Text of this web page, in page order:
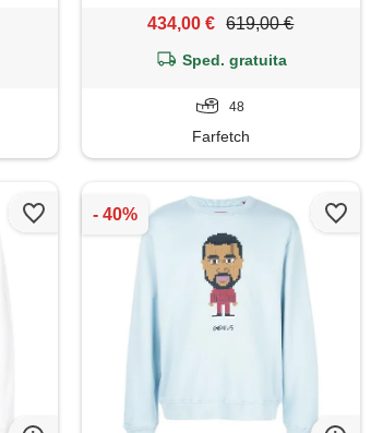
434,00 € 619,00 €
Sped. gratuita
48
Farfetch